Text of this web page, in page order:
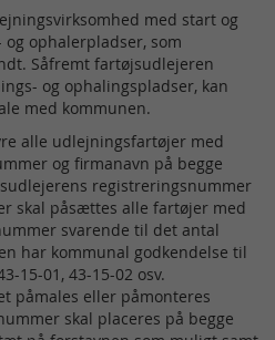
med start og
ophalerpladser, som
Såfremt fartøjsudlejeren
og ophalingspladser, kan
med kommunen.
alle udlejningsfartøjer med
og firmanavn på begge
registreringsnummer
skal påsættes alle fartøjer med
svarende til det antal
har kommunal godkendelse til
15-01, 43-15-02 osv.
påmales eller påmonteres
skal placeres på begge